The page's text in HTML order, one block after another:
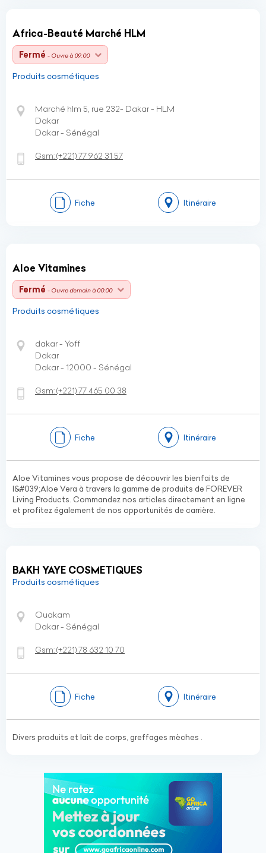
Africa-Beauté Marché HLM
Fermé - Ouvre à 09:00
Produits cosmétiques
Marché hlm 5, rue 232- Dakar - HLM
Dakar
Dakar - Sénégal
Gsm:(+221)77 962 31 57
Fiche Itinéraire
Aloe Vitamines
Fermé - Ouvre demain à 00:00
Produits cosmétiques
dakar - Yoff
Dakar
Dakar - 12000 - Sénégal
Gsm:(+221)77 465 00 38
Fiche Itinéraire
Aloe Vitamines vous propose de découvrir les bienfaits de
l&#039;Aloe Vera à travers la gamme de produits de FOREVER
Living Products. Commandez nos articles directement en ligne
et profitez également de nos opportunités de carrière.
BAKH YAYE COSMETIQUES
Produits cosmétiques
Ouakam
Dakar - Sénégal
Gsm:(+221)78 632 10 70
Fiche Itinéraire
Divers produits et lait de corps, greffages mèches .